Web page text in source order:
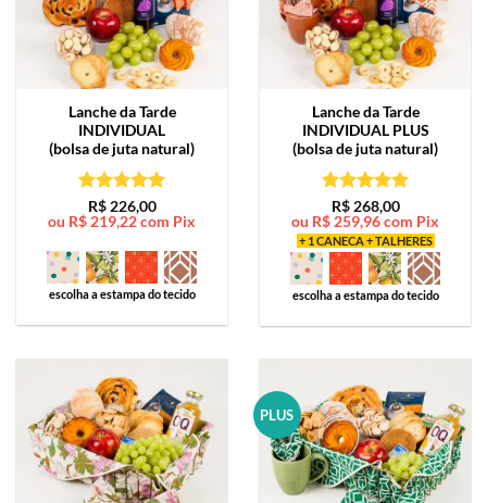
Lanche da Tarde
INDIVIDUAL
(bolsa de juta natural)
Avaliação5
de 5
R$226,00
ou R$219,22com Pix
escolha a estampa do tecido
Lanche da Tarde
INDIVIDUAL PLUS
(bolsa de juta natural)
Avaliação5
de 5
R$268,00
ou R$259,96com Pix
+ 1 CANECA + TALHERES
escolha a estampa do tecido
PLUS